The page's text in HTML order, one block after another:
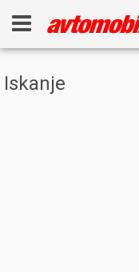
Iskanje